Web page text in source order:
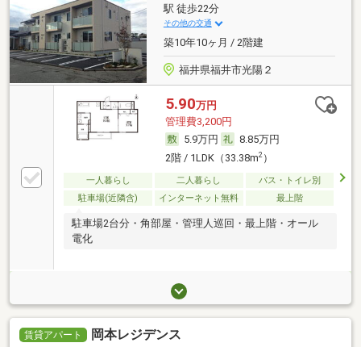
駅 徒歩22分
その他の交通
築10年10ヶ月 / 2階建
福井県福井市光陽２
5.90万円
管理費3,200円
5.9万円
8.85万円
2階 / 1LDK（33.38m2）
一人暮らし 二人暮らし
バス・トイレ別
駐車場(近隣含)
インターネット無料 最上階
駐車場2台分・角部屋・管理人巡回・最上階・オール
電化
賃貸アパート 岡本レジデンス